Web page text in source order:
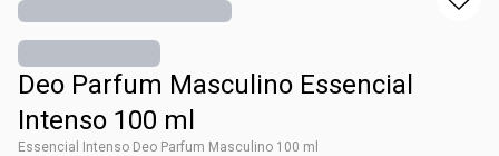
Deo Parfum Masculino Essencial
Intenso 100 ml
Essencial Intenso Deo Parfum Masculino 100 ml